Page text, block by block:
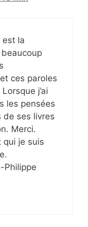
est la
ces paroles
j’ai
les pensées
de ses livres
Merci.
qui je suis
Philippe